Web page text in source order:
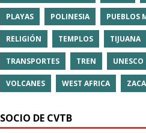
PLAYAS POLINESIA PUEBLOS
RELIGIÓN TEMPLOS TIJUANA
TRANSPORTES TREN UNESCO
VOLCANES WEST AFRICA
SOCIO DE CVTB